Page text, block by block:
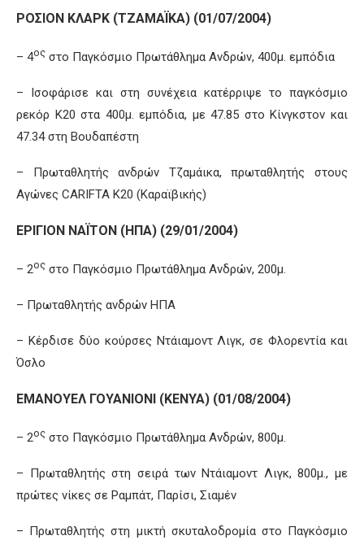
ΡΟΣΙΟΝ ΚΛΑΡΚ (ΤΖΑΜΑΪΚΑ) (01/07/2004)
– 4ος στο Παγκόσμιο Πρωτάθλημα Ανδρών, 400μ. εμπόδια
– Ισοφάρισε και στη συνέχεια κατέρριψε το παγκόσμιο
ρεκόρ Κ20 στα 400μ. εμπόδια, με 47.85 στο Κίνγκστον και
47.34 στη Βουδαπέστη
– Πρωταθλητής ανδρών Τζαμάικα, πρωταθλητής στους
Αγώνες CARIFTA Κ20 (Καραϊβικής)
ΕΡΙΓΙΟΝ ΝΑΪΤΟΝ (ΗΠΑ) (29/01/2004)
– 2ος στο Παγκόσμιο Πρωτάθλημα Ανδρών, 200μ.
– Πρωταθλητής ανδρών ΗΠΑ
– Κέρδισε δύο κούρσες Ντάιαμοντ Λιγκ, σε Φλορεντία και
Όσλο
ΕΜΑΝΟΥΕΛ ΓΟΥΑΝΙΟΝΙ (ΚΕΝΥΑ) (01/08/2004)
– 2ος στο Παγκόσμιο Πρωτάθλημα Ανδρών, 800μ.
– Πρωταθλητής στη σειρά των Ντάιαμοντ Λιγκ, 800μ., με
πρώτες νίκες σε Ραμπάτ, Παρίσι, Σιαμέν
– Πρωταθλητής στη μικτή σκυταλοδρομία στο Παγκόσμιο